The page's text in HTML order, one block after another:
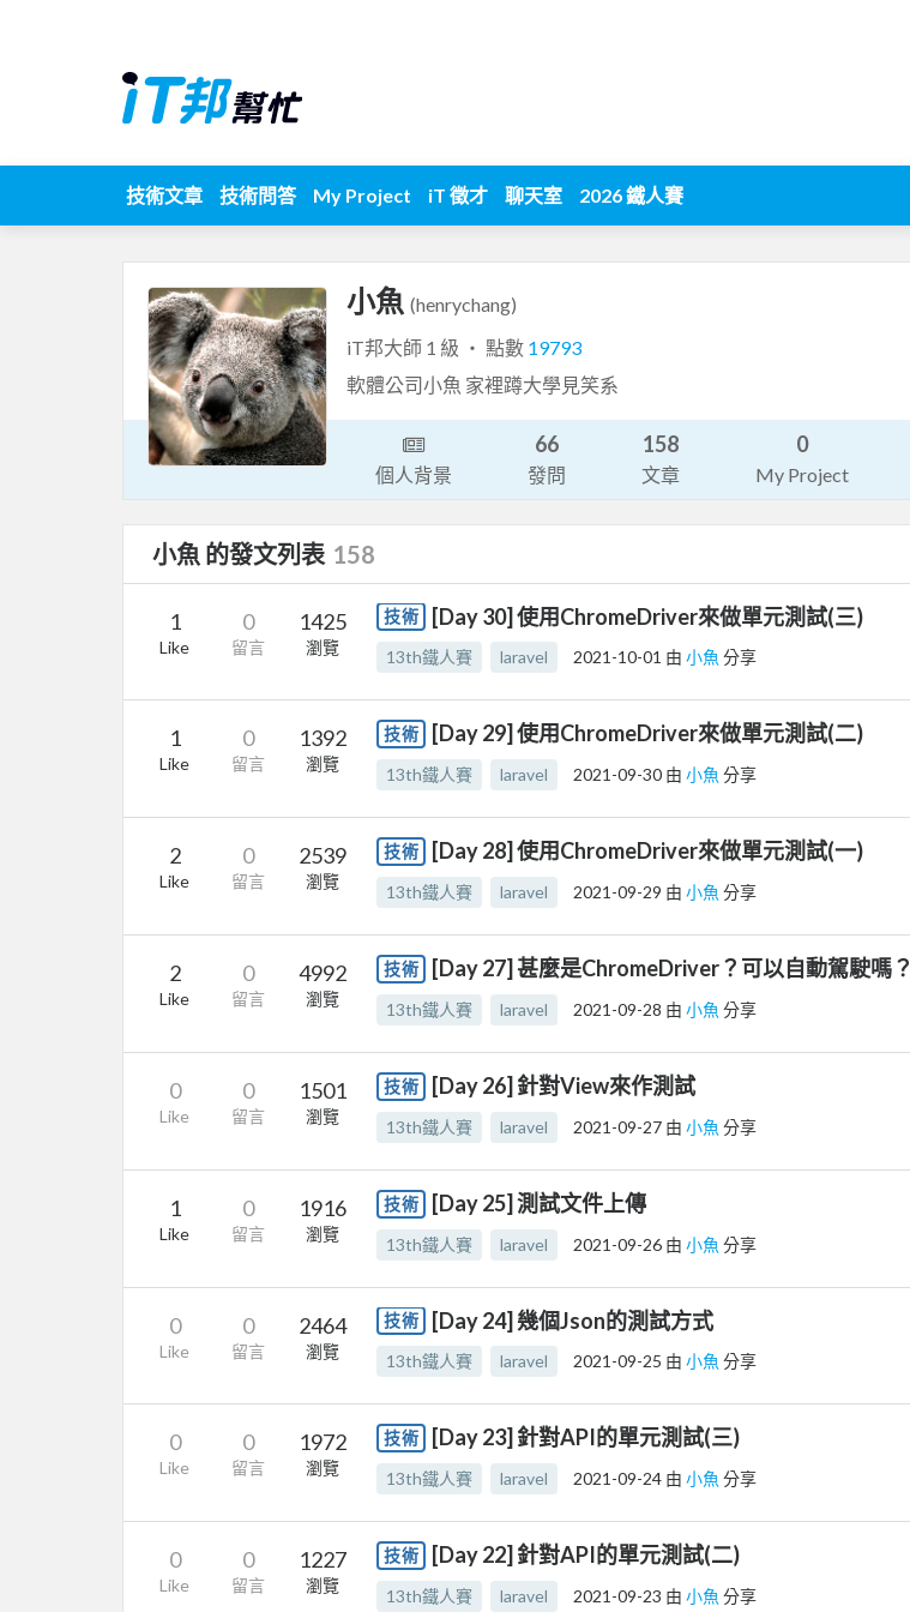
技術文章 技術問答 My Project iT 徵才 聊天室 2026 鐵人賽
小魚 (henrychang)
iT邦大師 1 級 ‧ 點數 19793
軟體公司小魚 家裡蹲大學見笑系
個人背景
66
發問
158
文章
0
My Project
小魚 的發文列表 158
1
Like
0
留言
1425
瀏覽
技術 [Day 30] 使用ChromeDriver來做單元測試(三)
13th鐵人賽 laravel 2021-10-01 由 小魚 分享
1
Like
0
留言
1392
瀏覽
技術 [Day 29] 使用ChromeDriver來做單元測試(二)
13th鐵人賽 laravel 2021-09-30 由 小魚 分享
2
Like
0
留言
2539
瀏覽
技術 [Day 28] 使用ChromeDriver來做單元測試(一)
13th鐵人賽 laravel 2021-09-29 由 小魚 分享
2
Like
0
留言
4992
瀏覽
技術 [Day 27] 甚麼是ChromeDriver？可以自動駕駛嗎？
13th鐵人賽 laravel 2021-09-28 由 小魚 分享
0
Like
0
留言
1501
瀏覽
技術 [Day 26] 針對View來作測試
13th鐵人賽 laravel 2021-09-27 由 小魚 分享
1
Like
0
留言
1916
瀏覽
技術 [Day 25] 測試文件上傳
13th鐵人賽 laravel 2021-09-26 由 小魚 分享
0
Like
0
留言
2464
瀏覽
技術 [Day 24] 幾個Json的測試方式
13th鐵人賽 laravel 2021-09-25 由 小魚 分享
0
Like
0
留言
1972
瀏覽
技術 [Day 23] 針對API的單元測試(三)
13th鐵人賽 laravel 2021-09-24 由 小魚 分享
0
Like
0
留言
1227
瀏覽
技術 [Day 22] 針對API的單元測試(二)
13th鐵人賽 laravel 2021-09-23 由 小魚 分享